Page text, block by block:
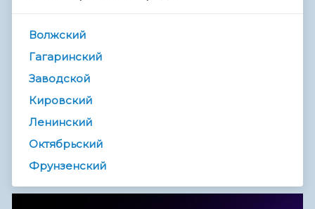
Волжский
Гагаринский
Заводской
Кировский
Ленинский
Октябрьский
Фрунзенский